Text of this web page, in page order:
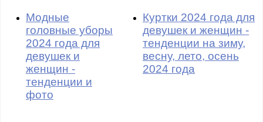
Модные
головные уборы
2024 года для
девушек и
женщин -
тенденции и
фото
Куртки 2024 года для
девушек и женщин -
тенденции на зиму,
весну, лето, осень
2024 года